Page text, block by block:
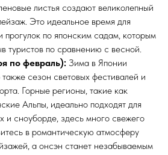
листья создают великолепный
Это идеальное время для
прогулок по японским садам, которым
туристов по сравнению с весной.
по февраль): Зима в Японии
сезон световых фестивалей и
Горные регионы, такие как
Альпы, идеально подходят для
и сноуборде, здесь много свежего
в романтическую атмосферу
а онсэн станет незабываемым